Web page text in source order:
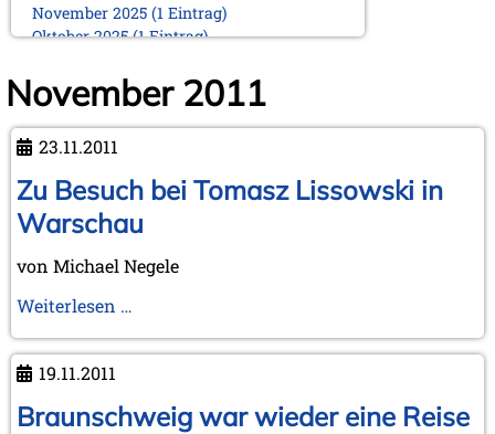
November 2025 (1 Eintrag)
Oktober 2025 (1 Eintrag)
Juni 2025 (1 Eintrag)
März 2025 (1 Eintrag)
Februar 2025 (1 Eintrag)
Januar 2025 (1 Eintrag)
2024
November 2024 (1 Eintrag)
Oktober 2024 (1 Eintrag)
August 2024 (2 Einträge)
Februar 2024 (2 Einträge)
Januar 2024 (1 Eintrag)
2023
September 2023 (1 Eintrag)
April 2023 (1 Eintrag)
November 2011
23.11.2011
Zu Besuch bei Tomasz Lissowski in
Warschau
von Michael Negele
Weiterlesen …
bei
Lissowski
19.11.2011
Braunschweig war wieder eine Reise